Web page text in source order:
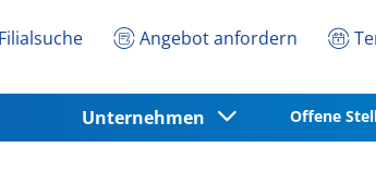
Filialsuche Angebot anfordern
Unternehmen Offene